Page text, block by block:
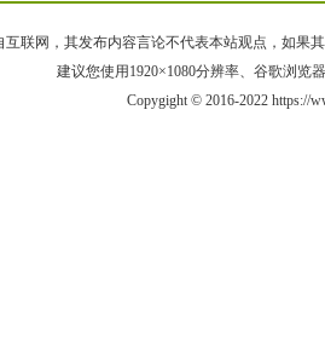
互联网，其发布内容言论不代表本站观点，如果
建议您使用1920×1080分辨率、谷歌浏览
Copygight © 2016-2022 https://